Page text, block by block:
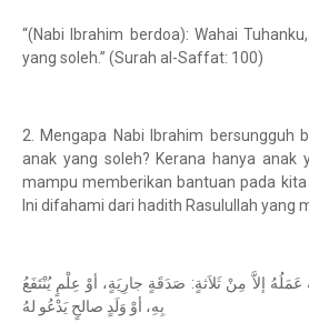
“(Nabi Ibrahim berdoa): Wahai
yang soleh.” (Surah al-Saffat: 100)
2. Mengapa Nabi Ibrahim bersungguh
anak yang soleh? Kerana hanya anak
mampu memberikan bantuan pada kita
Ini difahami dari hadith Rasulullah yang
إلاَّ مِنْ ثَلاَثةٍ: صَدَقَةٍ جارِيَةٍ، أوْ عِلْمٍ يُنْتَفَعُ
بِهِ، أوْ وَلَدٍ صالحٍ يَدْعُو لهُ